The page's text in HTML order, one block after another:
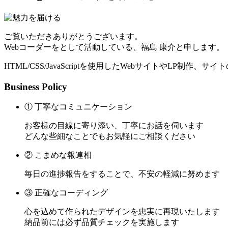
ご覧いただきありがとうございます。
Webコーダーをとして活動している、福島 康介と申します。
HTML/CSS/JavaScriptを使用したWebサイトやLP制作、サイ
Business Policy
① 丁寧なコミュニケーション
お客様の目線に寄り添い、丁寧にお話を伺います
どんな些細なことでもお気軽にご相談ください
② こまめな報連相
毎日の進捗報告をすることで、不安の軽減に努めます
③ 正確なコーディング
心を込めて作られたデザインを忠実に再現いたします
納品前には必ず品質チェックを実施します